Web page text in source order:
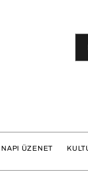
NAPI ÜZENET